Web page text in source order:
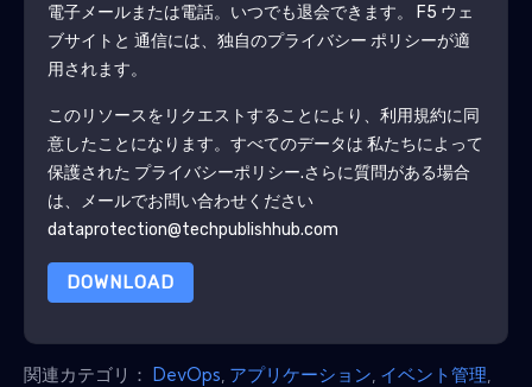
電子メールまたは電話。いつでも退会できます。
F5 ウェ
ブサイトと 通信には、独自のプライバシー ポリシーが適
用されます。
このリソースをリクエストすることにより、利用規約に同
意したことになります。すべてのデータは 私たちによって
保護された プライバシーポリシー.さらに質問がある場合
は、メールでお問い合わせください
dataprotection@techpublishhub.com
DOWNLOAD
関連カテゴリ： DevOps アプリケーション イベント管理